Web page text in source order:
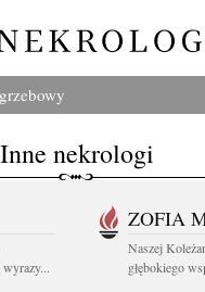
Inne nekrologi
wyrazy...
ZOFIA
Naszej
głębokiego